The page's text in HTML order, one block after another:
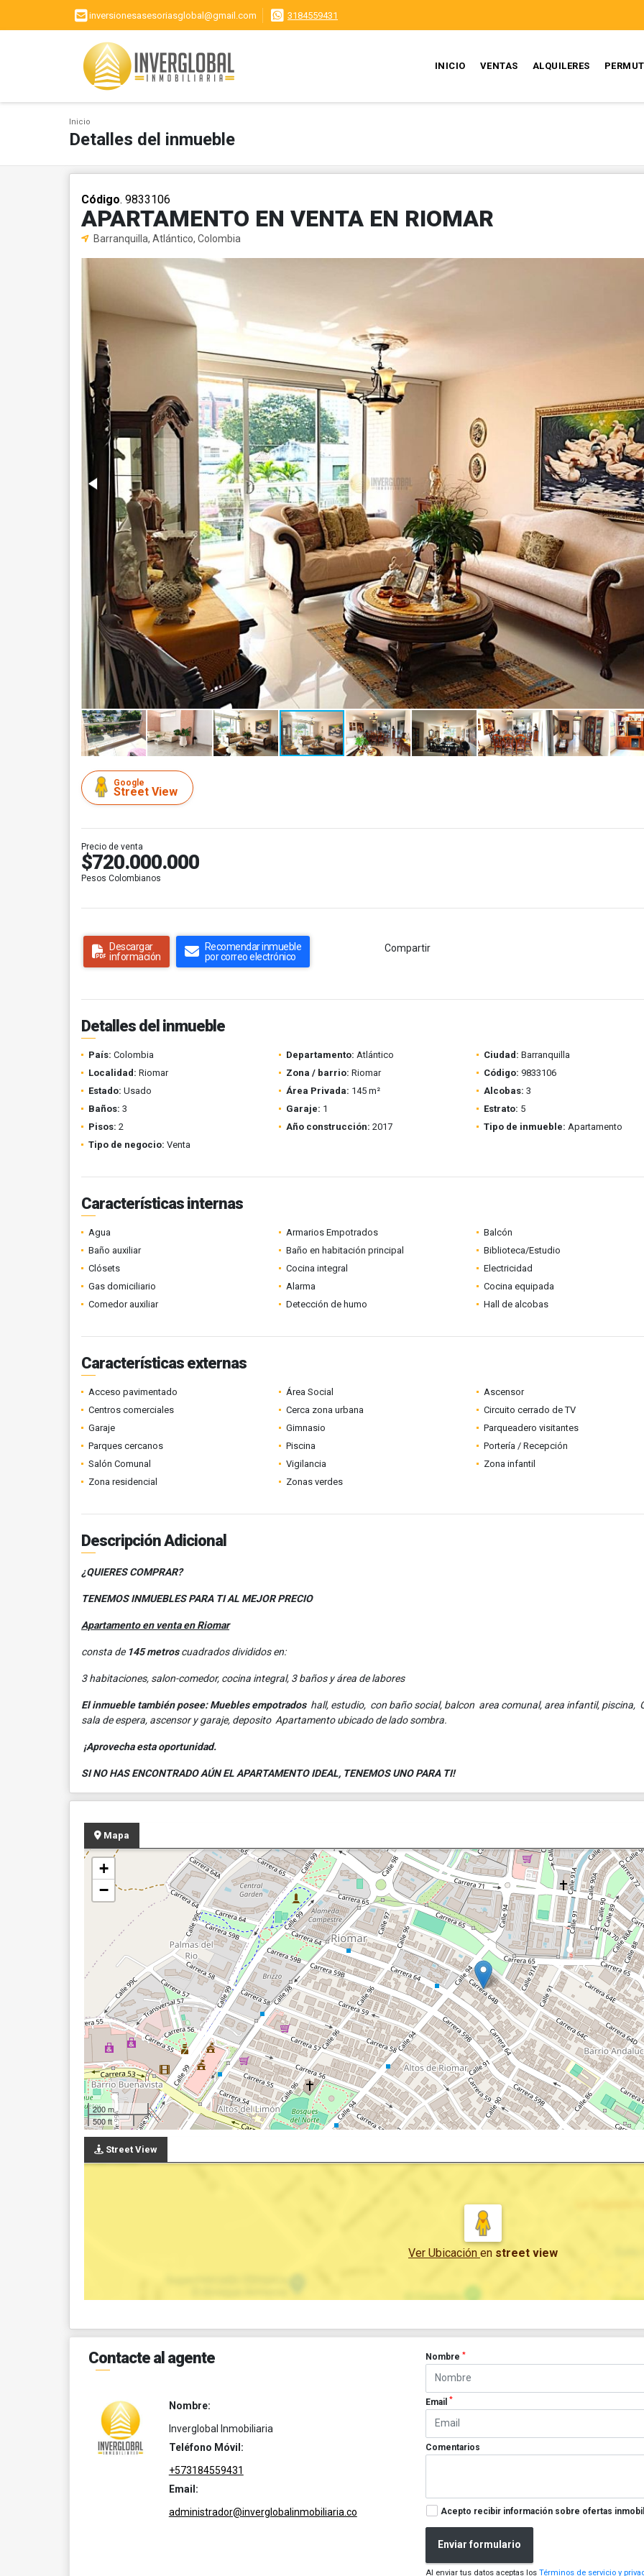
inversionesasesoriasglobal@gmail.com 3184559431
INICIO VENTAS ALQUILERES
Inicio
Detalles del inmueble
Código. 9833106
APARTAMENTO EN VENTA EN RIOMAR
Barranquilla, Atlántico, Colombia
Google
Street View
Precio de venta
$720.000.000
Pesos Colombianos
Descargar
información
Recomendar inmueble
por correo electrónico
Compartir
Detalles del inmueble
País: Colombia Departamento: Atlántico Ciudad: Barranquilla
Localidad: Riomar Zona / barrio: Riomar Código: 9833106
Estado: Usado Área Privada: 145 m² Alcobas: 3
Baños: 3 Garaje: 1 Estrato: 5
Pisos: 2 Año construcción: 2017 Tipo de inmueble: Apartamento
Tipo de negocio: Venta
Características internas
Agua Armarios Empotrados
Balcón
Baño auxiliar
Baño en habitación principal
Biblioteca/Estudio
Clósets
Cocina integral
Electricidad
Gas domiciliario
Alarma
Cocina equipada
Comedor auxiliar
Detección de humo Hall de alcobas
Características externas
Acceso pavimentado Área Social
Ascensor
Centros comerciales
Cerca zona urbana
Circuito cerrado de TV
Garaje
Gimnasio
Parqueadero visitantes
Parques cercanos
Piscina
Portería / Recepción
Salón Comunal
Vigilancia
Zona infantil
Zona residencial
Zonas verdes
Descripción Adicional
¿QUIERES COMPRAR?
TENEMOS INMUEBLES PARA TI AL MEJOR PRECIO
Apartamento en venta en Riomar
consta de 145 metroscuadrados divididos en:
3 habitaciones, salon-comedor, cocina integral, 3 baños y área de labores
El inmueble también posee: Muebles empotradoshall, estudio, con baño social, balcon area comunal, area infantil, piscina,
sala de espera, ascensor y garaje, deposito Apartamento ubicado de lado sombra.
¡Aprovecha esta oportunidad.
SI NO HAS ENCONTRADO AÚN EL APARTAMENTO IDEAL, TENEMOS UNO PARA TI!
Mapa
+
−
200 m
500 ft
Street View
Ver Ubicación en street view
Contacte al agente
Nombre:
Inverglobal Inmobiliaria
Teléfono Móvil:
+573184559431
Email:
administrador@inverglobalinmobiliaria.co
Nombre*
Email*
Comentarios
Acepto recibir información sobre ofertas
Enviar formulario
Al enviar tus datos aceptas losTérminos de servicio y